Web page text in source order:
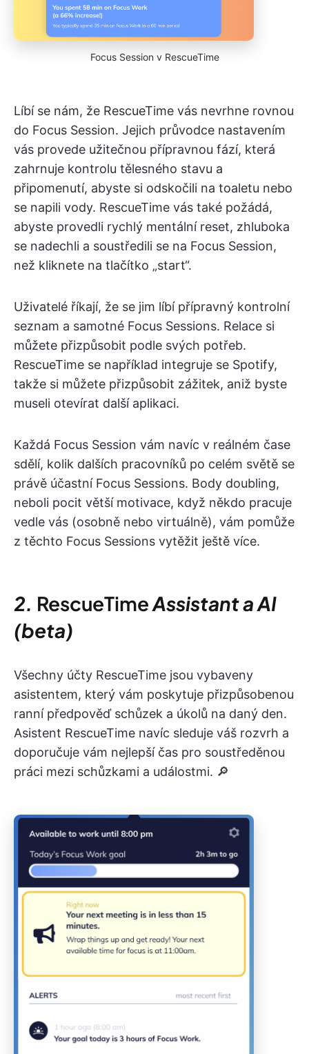
Focus Session v RescueTime
Líbí se nám, že RescueTime vás nevrhne rovnou
do Focus Session. Jejich průvodce nastavením
vás provede užitečnou přípravnou fází, která
zahrnuje kontrolu tělesného stavu a
připomenutí, abyste si odskočili na toaletu nebo
se napili vody. RescueTime vás také požádá,
abyste provedli rychlý mentální reset, zhluboka
se nadechli a soustředili se na Focus Session,
než kliknete na tlačítko „start“.
Uživatelé říkají, že se jim líbí přípravný kontrolní
seznam a samotné Focus Sessions. Relace si
můžete přizpůsobit podle svých potřeb.
RescueTime se například integruje se Spotify,
takže si můžete přizpůsobit zážitek, aniž byste
museli otevírat další aplikaci.
Každá Focus Session vám navíc v reálném čase
sdělí, kolik dalších pracovníků po celém světě se
právě účastní Focus Sessions. Body doubling,
neboli pocit větší motivace, když někdo pracuje
vedle vás (osobně nebo virtuálně), vám pomůže
z těchto Focus Sessions vytěžit ještě více.
2. RescueTimeAssistant a AI
(beta)
Všechny účty RescueTime jsou vybaveny
asistentem, který vám poskytuje přizpůsobenou
ranní předpověď schůzek a úkolů na daný den.
Asistent RescueTime navíc sleduje váš rozvrh a
doporučuje vám nejlepší čas pro soustředěnou
práci mezi schůzkami a událostmi. 🔎